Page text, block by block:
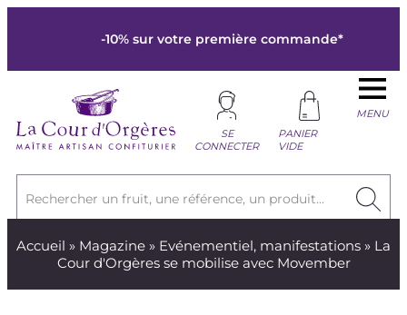
-10% sur votre première commande*
Rechercher un fruit, une référence, un produit...
SE
CONNECTER
PANIER
VIDE
MENU
Accueil » Magazine » Evénementiel, manifestations » La
Cour d'Orgères se mobilise avec Movember